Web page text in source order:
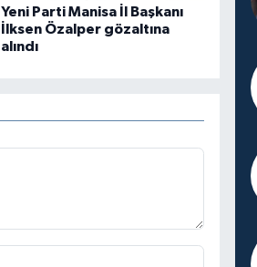
Yeni Parti Manisa İl Başkanı
İlksen Özalper gözaltına
alındı